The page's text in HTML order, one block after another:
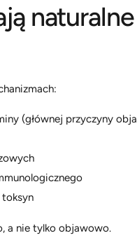
naturalne
(głównej przyczyny
a nie tylko objawowo.